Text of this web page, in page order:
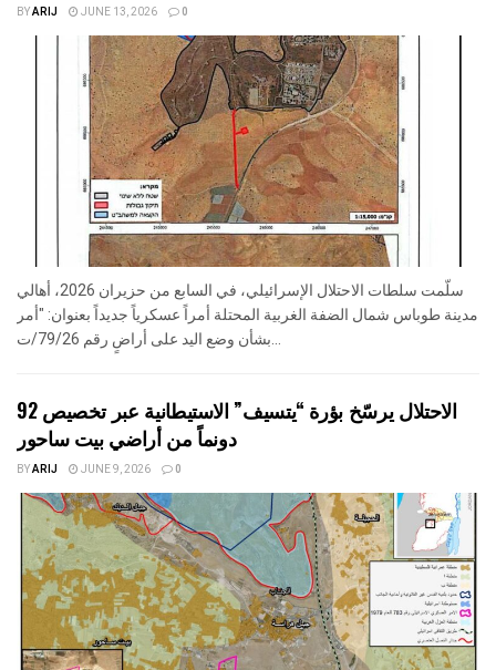
BYARIJ JUNE 13, 2026 0
سلّمت سلطات الاحتلال الإسرائيلي، في السابع من حزيران 2026، أهالي
مدينة طوباس شمال الضفة الغربية المحتلة أمراً عسكرياً جديداً بعنوان: "أمر
بشأن وضع اليد على أراضٍ رقم 79/26/ت...
الاحتلال يرسّخ بؤرة “يتسيف” الاستيطانية عبر تخصيص 92
دونماً من أراضي بيت ساحور
BYARIJ JUNE 9, 2026 0